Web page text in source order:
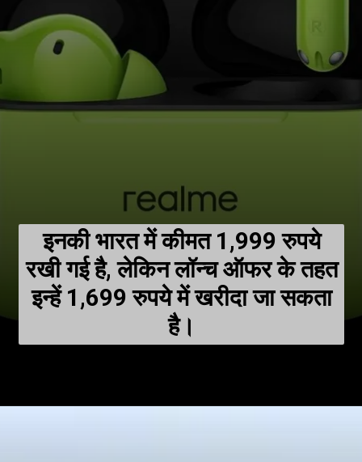
इनकी भारत में कीमत 1,999 रुपये
रखी गई है, लेकिन लॉन्च ऑफर के तहत
इन्हें 1,699 रुपये में खरीदा जा सकता
है।